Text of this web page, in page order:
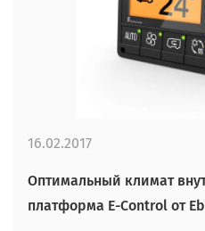
Оптимальный климат
платформа E-Control от
16.02.2017